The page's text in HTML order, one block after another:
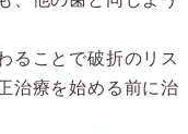
ることで破折のリス
治療を始める前に治